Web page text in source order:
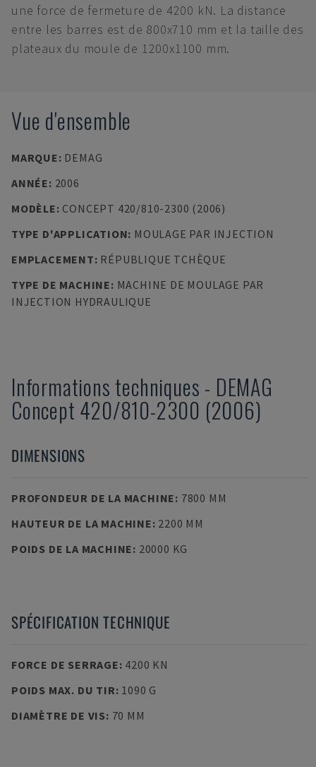
une force de fermeture de 4200 kN. La distance
entre les barres est de 800x710 mm et la taille des
plateaux du moule de 1200x1100 mm.
Vue d'ensemble
MARQUE: DEMAG
ANNÉE: 2006
MODÈLE: CONCEPT 420/810-2300 (2006)
TYPE D'APPLICATION: MOULAGE PAR INJECTION
EMPLACEMENT: RÉPUBLIQUE TCHÈQUE
TYPE DE MACHINE: MACHINE DE MOULAGE PAR
INJECTION HYDRAULIQUE
Informations techniques - DEMAG
Concept 420/810-2300 (2006)
DIMENSIONS
PROFONDEUR DE LA MACHINE: 7800 MM
HAUTEUR DE LA MACHINE: 2200 MM
POIDS DE LA MACHINE: 20000 KG
SPÉCIFICATION TECHNIQUE
FORCE DE SERRAGE: 4200 KN
POIDS MAX. DU TIR: 1090 G
DIAMÈTRE DE VIS: 70 MM